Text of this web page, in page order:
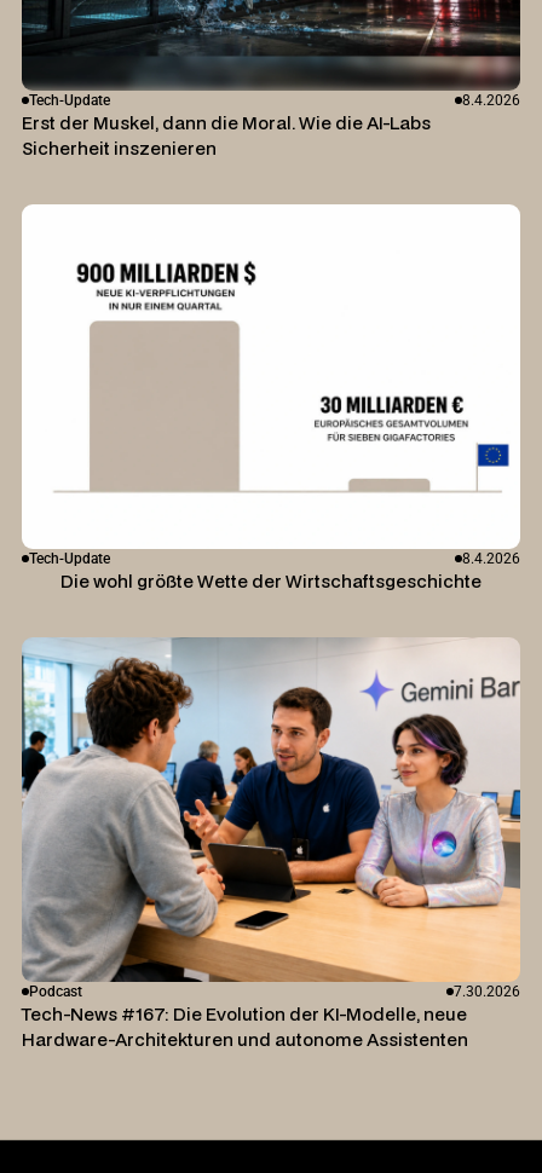
Tech-Update 8.4.2026
Erst der Muskel, dann die Moral. Wie die AI-Labs
Sicherheit inszenieren
Tech-Update 8.4.2026
Die wohl größte Wette der Wirtschaftsgeschichte
Podcast 7.30.2026
Tech-News #167: Die Evolution der KI-Modelle, neue
Hardware-Architekturen und autonome Assistenten